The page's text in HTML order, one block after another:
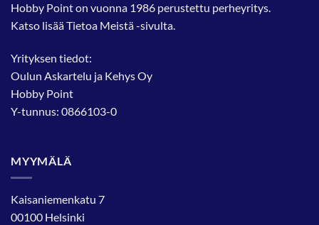
tuotteen
sivulla.
tuotteen
sivulla.
Hobby Point on vuonna 1986 perustettu perheyritys.
Katso lisääTietoa Meistä-sivulta.
Yrityksen tiedot:
Oulun Askartelu ja Kehys Oy
Hobby Point
Y-tunnus: 0866103-0
MYYMÄLÄ
Kaisaniemenkatu 7
00100 Helsinki